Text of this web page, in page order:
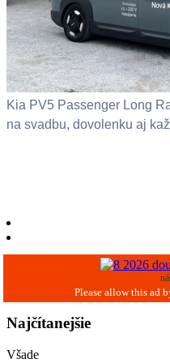
Kia PV5 Passenger Long
na svadbu, dovolenku aj
Najčítanejšie
Všade